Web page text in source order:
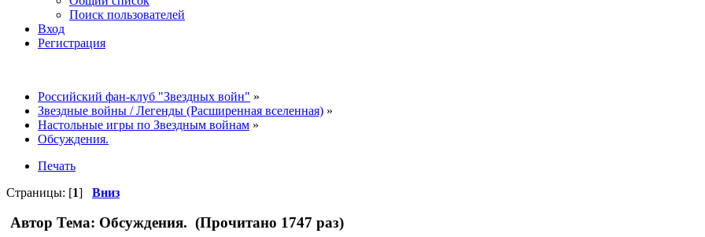
Поиск пользователей
Вход
Регистрация
Российский фан-клуб "Звездных войн" »
Звездные войны / Легенды (Расширенная вселенная) »
Настольные игры по Звездным войнам »
Обсуждения.
Печать
Страницы: [1] Вниз
Автор Тема: Обсуждения. (Прочитано 1747 раз)